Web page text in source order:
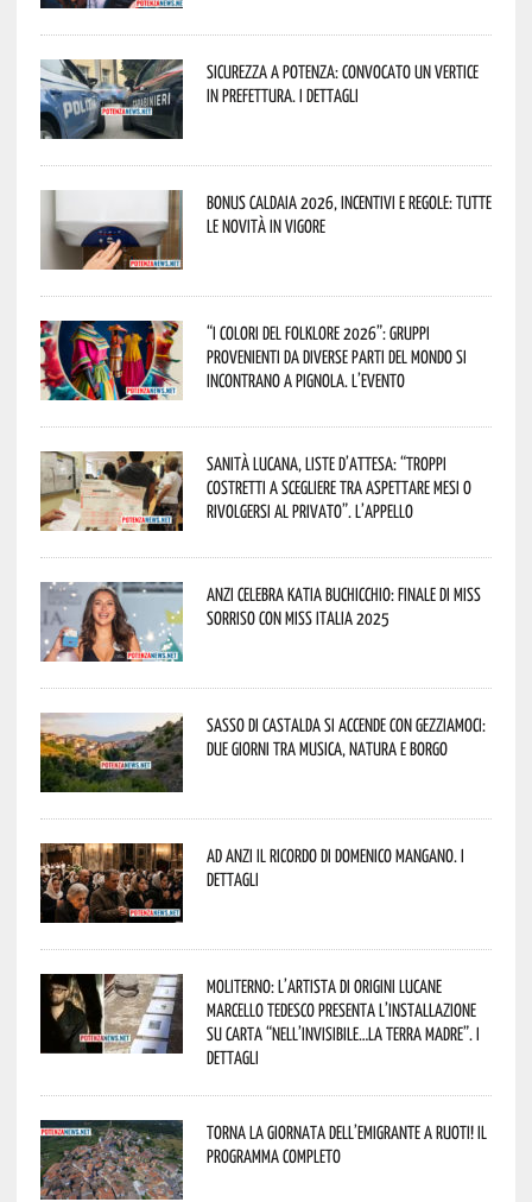
Sicurezza a Potenza: convocato un vertice
in Prefettura. I dettagli
Bonus caldaia 2026, incentivi e regole: tutte
le novità in vigore
“I Colori del Folklore 2026”: gruppi
provenienti da diverse parti del mondo si
incontrano a Pignola. L’evento
Sanità lucana, liste d’attesa: “Troppi
costretti a scegliere tra aspettare mesi o
rivolgersi al privato”. L’appello
Anzi celebra Katia Buchicchio: finale di Miss
Sorriso con Miss Italia 2025
Sasso di Castalda si accende con Gezziamoci:
due giorni tra musica, natura e borgo
Ad Anzi il ricordo di Domenico Mangano. I
dettagli
Moliterno: l’artista di origini lucane
Marcello Tedesco presenta l’installazione
su carta “Nell’invisibile…la terra madre”. I
dettagli
Torna la Giornata dell’Emigrante a Ruoti! Il
programma completo